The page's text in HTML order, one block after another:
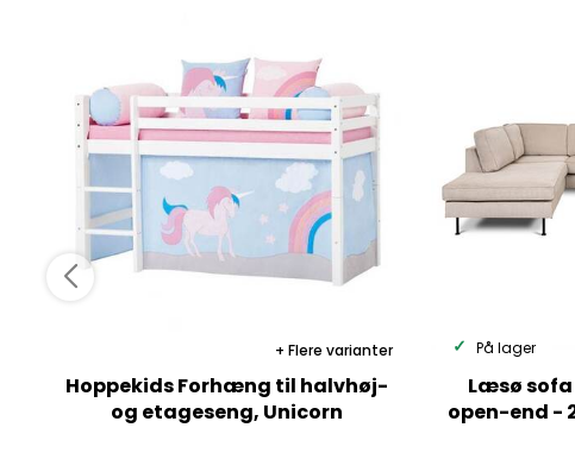
Flere varianter
Hoppekids Forhæng til halvhøj-
og etageseng, Unicorn
På lager
Læsø
open-end -